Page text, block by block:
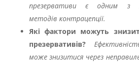
презервативи є одним з
методів контрацепції.
Які фактори можуть
презервативів?
може знизитися через